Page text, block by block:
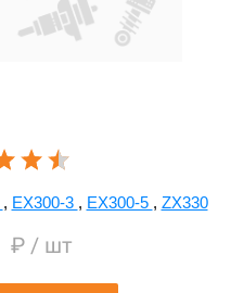
, EX300-3 , EX300-5 , ZX330
₽ / шт